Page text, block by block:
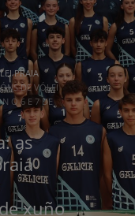
PRAIA
DE VÓLEI
O 6 E 7 DE
as
xuño